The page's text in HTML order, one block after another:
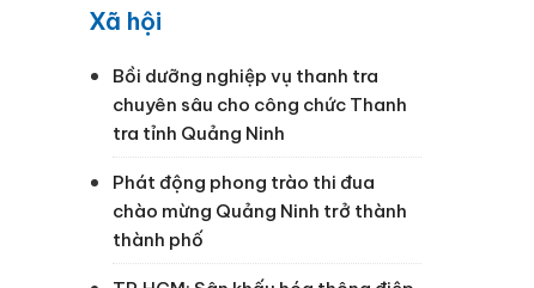
Xã hội
Bồi dưỡng nghiệp vụ thanh tra
chuyên sâu cho công chức Thanh
tra tỉnh Quảng Ninh
Phát động phong trào thi đua
chào mừng Quảng Ninh trở thành
thành phố